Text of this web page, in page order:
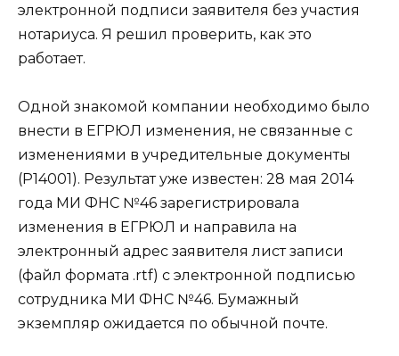
электронной подписи заявителя без участия
нотариуса. Я решил проверить, как это
работает.
Одной знакомой компании необходимо было
внести в ЕГРЮЛ изменения, не связанные с
изменениями в учредительные документы
(Р14001). Результат уже известен: 28 мая 2014
года МИ ФНС №46 зарегистрировала
изменения в ЕГРЮЛ и направила на
электронный адрес заявителя лист записи
(файл формата .rtf) с электронной подписью
сотрудника МИ ФНС №46. Бумажный
экземпляр ожидается по обычной почте.